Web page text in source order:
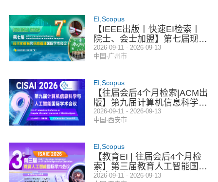
EI,Scopus
【IEEE出版丨快速EI检索丨
院士、会士加盟】第七届现代
化教育和信息管理国际学术会
议 (ICMEIM 2026)
2026-09-11 - 2026-09-13
中国·广州市
EI,Scopus
【往届会后4个月检索|ACM出
版】第九届计算机信息科学与
人工智能国际学术会议(CISAI
2026)
2026-09-11 - 2026-09-13
中国·西安市
EI,Scopus
【教育EI | 往届会后4个月检
索】第三届教育人工智能国际
学术会议（ISAIE 2026）
2026-09-11 - 2026-09-13